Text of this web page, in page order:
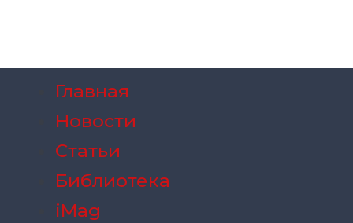
Главная
Новости
Статьи
Библиотека
iMag